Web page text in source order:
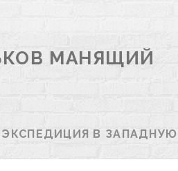
МАНЯЩИЙ
ЭКСПЕДИЦИЯ В ЗАПАДНУЮ